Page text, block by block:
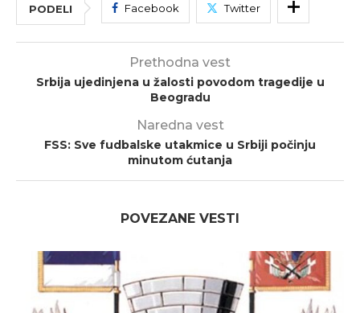
PODELI Facebook Twitter
Prethodna vest
Srbija ujedinjena u žalosti povodom tragedije u
Beogradu
Naredna vest
FSS: Sve fudbalske utakmice u Srbiji počinju
minutom ćutanja
POVEZANE VESTI